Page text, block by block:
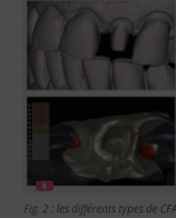
Fig. 2 : les différents types de